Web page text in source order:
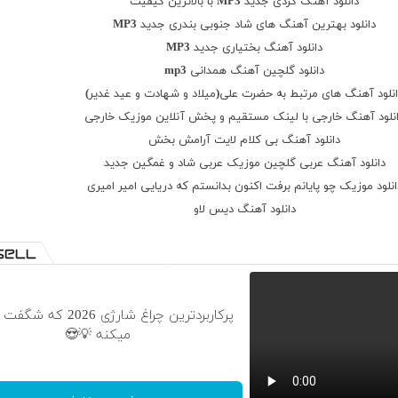
دانلود بهترین آهنگ های شاد جنوبی بندری جدید MP3
دانلود آهنگ بختیاری جدید MP3
دانلود گلچین آهنگ همدانی mp3
آهنگ های مرتبط به حضرت علی(میلاد و شهادت و عید غدیر)
آهنگ خارجی با لینک مستقیم و پخش آنلاین موزیک خارجی
دانلود آهنگ بی کلام لایت آرامش بخش
دانلود آهنگ عربی گلچین موزیک عربی شاد و غمگین جدید
موزیک چو پایانم برفت اکنون بدانستم که دریایی امیر امیری
دانلود آهنگ دیس لاو
پرکاربردترین چراغ شارژی
میکنه 💡😍